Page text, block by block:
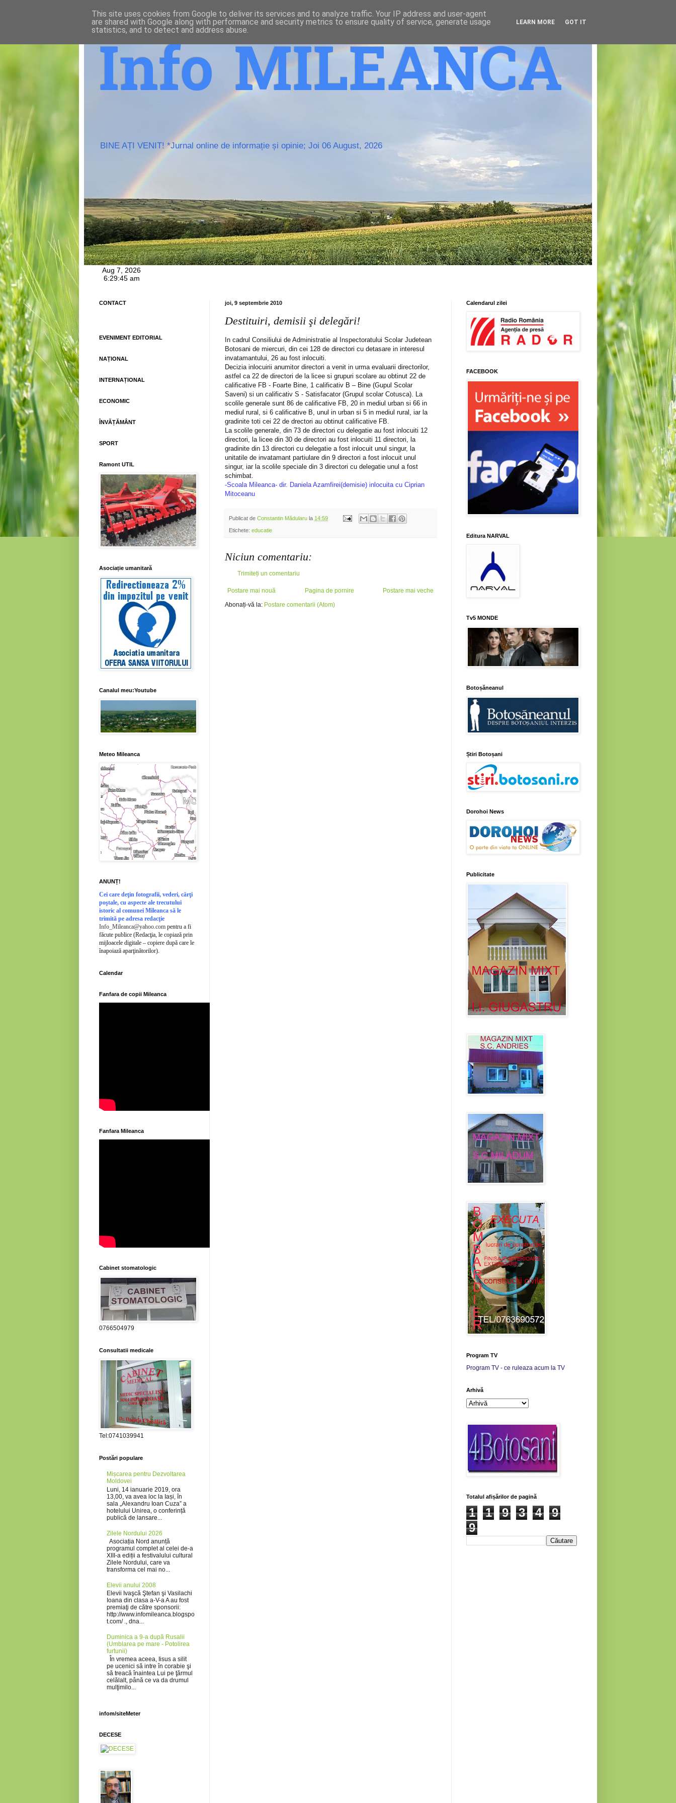
Info MILEANCA
BINE AȚI VENIT! *Jurnal online de informație și opinie; Joi 06 August, 2026
joi, 9 septembrie 2010
Destituiri, demisii şi delegări!
In cadrul Consiliului de Administratie al Inspectoratului Scolar Judetean
Botosani de miercuri, din cei 128 de directori cu detasare in interesul
invatamantului, 26 au fost inlocuiti.
Decizia inlocuirii anumitor directori a venit in urma evaluarii directorilor,
astfel ca 22 de directori de la licee si grupuri scolare au obtinut 22 de
calificative FB - Foarte Bine, 1 calificativ B – Bine (Gupul Scolar
Saveni) si un calificativ S - Satisfacator (Grupul scolar Cotusca). La
scolile generale sunt 86 de calificative FB, 20 in mediul urban si 66 in
mediul rural, si 6 calificative B, unul in urban si 5 in mediul rural, iar la
gradinite toti cei 22 de drectori au obtinut calificative FB.
La scolile generale, din 73 de directori cu delegatie au fost inlocuiti 12
directori, la licee din 30 de directori au fost inlocuiti 11 directori, la
gradinite din 13 directori cu delegatie a fost inlocuit unul singur, la
unitatile de invatamant partiulare din 9 directori a fost inlocuit unul
singur, iar la scolile speciale din 3 directori cu delegatie unul a fost
schimbat.
-Scoala Mileanca- dir. Daniela Azamfirei(demisie) inlocuita cu Ciprian
Mitoceanu
Publicat de Constantin Mădularu la 14:59
Etichete: educatie
Niciun comentariu:
Trimiteți un comentariu
Postare mai nouă Postare mai veche
Pagina de pornire
Abonați-vă la: Postare comentarii (Atom)
CONTACT
EVENIMENT EDITORIAL
NAȚIONAL
INTERNAȚIONAL
ECONOMIC
ÎNVĂȚĂMÂNT
SPORT
Ramont UTIL
Asociație umanitară
Canalul meu:Youtube
Meteo Mileanca
ANUNȚ!
Cei care deţin fotografii, vederi, cărţi
poştale, cu aspecte ale trecutului
istoric al comunei Mileanca să le
trimită pe adresa redacţie
Info_Mileanca@yahoo.com pentru a fi
făcute publice (Redacţia, le copiază prin
mijloacele digitale – copiere după care le
înapoiază aparţinătorilor).
Calendar
Fanfara de copii Mileanca
Fanfara Mileanca
Cabinet stomatologic
0766504979
Consultatii medicale
Tel:0741039941
Postări populare
Mișcarea pentru Dezvoltarea
Moldovei
Luni, 14 ianuarie 2019, ora
13,00, va avea loc la Iași, în
sala „Alexandru Ioan Cuza” a
hotelului Unirea, o conferință
publică de lansare...
Zilele Nordului 2026
Asociația Nord anunță
programul complet al celei de-a
XIII-a ediții a festivalului cultural
Zilele Nordului, care va
transforma cel mai no...
Elevii anului 2008
Elevii Ivaşcă Ştefan şi Vasilachi
Ioana din clasa a-V-a A au fost
premiaţi de către sponsorii:
http://www.infomileanca.blogspo
t.com/ ., dna...
Duminica a 9-a după Rusalii
(Umblarea pe mare - Potolirea
furtunii)
În vremea aceea, Iisus a silit
pe ucenici să intre în corabie şi
să treacă înaintea Lui pe ţărmul
celălalt, până ce va da drumul
mulţimilo...
infom/siteMeter
DECESE
Calendarul zilei
FACEBOOK
Editura NARVAL
Tv5 MONDE
Botoșăneanul
Știri Botoșani
Dorohoi News
Publicitate
Program TV
Program TV - ce ruleaza acum la TV
Arhivă
Totalul afișărilor de pagină
1 1 9 3 4
9
9
This site uses cookies from Google to deliver its services and to analyze traffic. Your IP address and user-agent
are shared with Google along with performance and security metrics to ensure quality of service, generate usage
statistics, and to detect and address abuse.
LEARN MORE GOT IT